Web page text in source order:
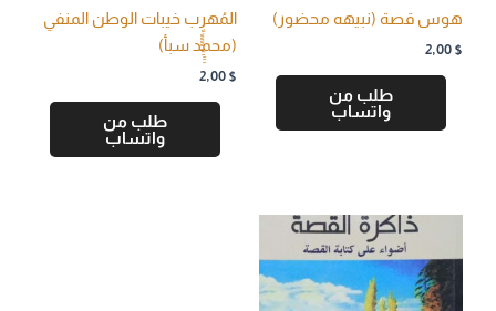
هوس قصة (نبيهه محضور)
2,00 $
طلب من
واتساب
المُهرٍٍٍٍٍِِِِِِب خيبات الوطن المنفي
(محمد سبأ)
2,00 $
طلب من
واتساب